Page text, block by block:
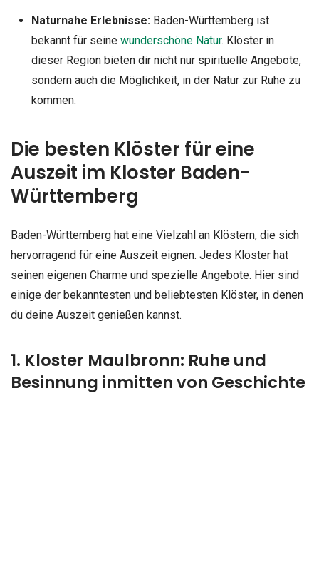
Naturnahe Erlebnisse:Baden-Württemberg ist
bekannt für seine wunderschöne Natur. Klöster in
dieser Region bieten dir nicht nur spirituelle Angebote,
sondern auch die Möglichkeit, in der Natur zur Ruhe zu
kommen.
Die besten Klöster für eine
Auszeit im Kloster Baden-
Württemberg
Baden-Württemberg hat eine Vielzahl an Klöstern, die sich
hervorragend für eine Auszeit eignen. Jedes Kloster hat
seinen eigenen Charme und spezielle Angebote. Hier sind
einige der bekanntesten und beliebtesten Klöster, in denen
du deine Auszeit genießen kannst.
1. Kloster Maulbronn: Ruhe und
Besinnung inmitten von Geschichte